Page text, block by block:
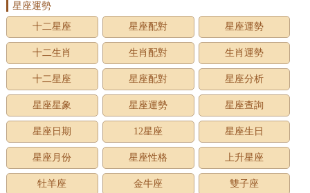
星座運勢
十二星座
星座配對 星座運勢
十二生肖 生肖配對 生肖運勢
十二星座 星座配對 星座分析
星座星象 星座運勢 星座查詢
星座日期 12星座 星座生日
星座月份 星座性格 上升星座
牡羊座 金牛座 雙子座